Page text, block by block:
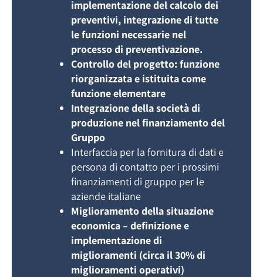
implementazione del calcolo dei
preventivi, integrazione di tutte
le funzioni necessarie nel
processo di preventivazione.
Controllo del progetto: funzione
riorganizzata e istituita come
funzione elementare
Integrazione della società di
produzione nel finanziamento del
Gruppo
Interfaccia per la fornitura di dati e
persona di contatto per i prossimi
finanziamenti di gruppo per le
aziende italiane
Miglioramento della situazione
economica – definizione e
implementazione di
miglioramenti (circa il 30% di
miglioramenti operativi)